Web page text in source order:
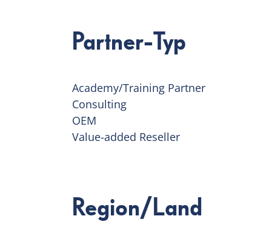
Partner-Typ
Academy/Training Partner
Consulting
OEM
Value-added Reseller
Region/Land